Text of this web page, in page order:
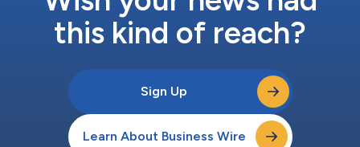
this kind of reach?
Sign Up
Learn About Business Wire